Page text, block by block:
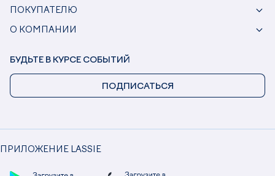
ПОКУПАТЕЛЮ
О КОМПАНИИ
ПРИЛОЖЕНИЕ LASSIE
БУДЬТЕ В КУРСЕ СОБЫТИЙ
ПОДПИСАТЬСЯ